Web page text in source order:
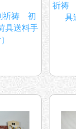
祈祷 初
送料手
祈祷
具